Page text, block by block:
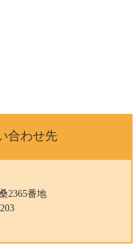
合わせ先
2365番地